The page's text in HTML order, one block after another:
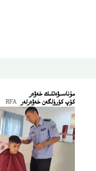
ﻣﯘﻧﺎﺳﯩﯟﻩﺗﻠﯩﻚ ﺧﻪﯞﻩﺭ
كۆپ كۆرۈلگەن خەۋەرلەر
RFA